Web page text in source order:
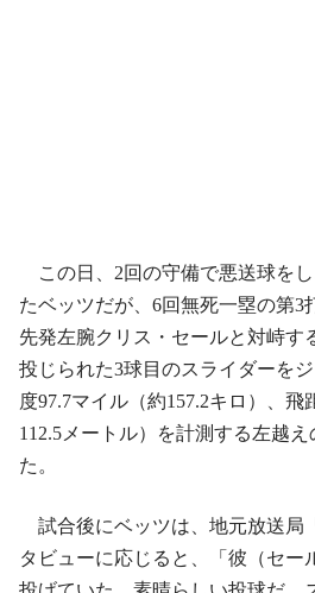
この日、2回の守備で悪送球を
たベッツだが、6回無死一塁の第3
先発左腕クリス・セールと対峙す
投じられた3球目のスライダーを
度97.7マイル（約157.2キロ）、飛
112.5メートル）を計測する左越
た。
試合後にベッツは、地元放送局
タビューに応じると、「彼（セー